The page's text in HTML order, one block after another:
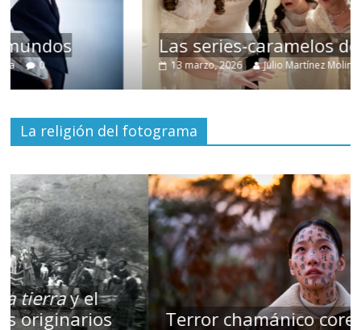
Las series-caramelos de Shondaland
13 marzo, 2026 Julio Martínez Molina 0
La religión del fotograma
Terror chamánico coreano